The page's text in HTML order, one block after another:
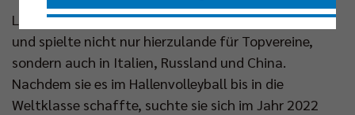
Louisa Lippmann ist mehrfache Deutsche Meisterin
und spielte nicht nur hierzulande für Topvereine,
sondern auch in Italien, Russland und China.
Nachdem sie es im Hallenvolleyball bis in die
Weltklasse schaffte, suchte sie sich im Jahr 2022
Nur essenzielle Cookies akzeptieren
Impressum|Datenschutzerklärung